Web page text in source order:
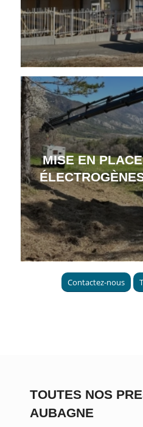
MISE EN
Contactez-nous
TOUTES NOS
AUBAGNE